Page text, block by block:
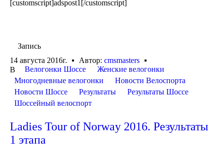
[customscript]adspost1[/customscript]
Запись
14 августа 2016г.
Автор: cmsmasters
В
Велогонки Шоссе
Женские велогонки
Многодневные велогонки
Новости Велоспорта
Новости Шоссе
Результаты
Результаты Шоссе
Шоссейный велоспорт
Ladies Tour of Norway 2016. Результаты
1 этапа